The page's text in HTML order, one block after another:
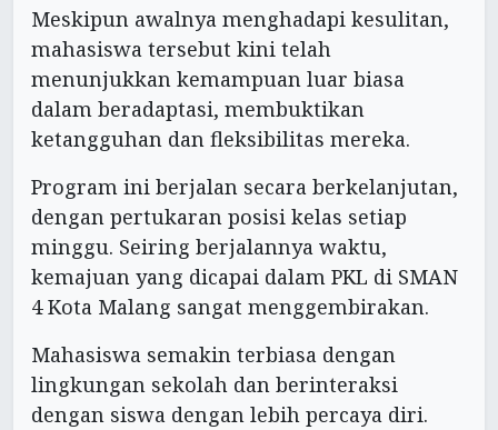
Meskipun awalnya menghadapi kesulitan,
mahasiswa tersebut kini telah
menunjukkan kemampuan luar biasa
dalam beradaptasi, membuktikan
ketangguhan dan fleksibilitas mereka.
Program ini berjalan secara berkelanjutan,
dengan pertukaran posisi kelas setiap
minggu. Seiring berjalannya waktu,
kemajuan yang dicapai dalam PKL di SMAN
4 Kota Malang sangat menggembirakan.
Mahasiswa semakin terbiasa dengan
lingkungan sekolah dan berinteraksi
dengan siswa dengan lebih percaya diri.